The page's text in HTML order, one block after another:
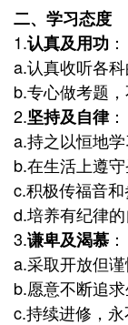
二、学习态度
1.认真及用功 ：
a.认真收听各
b.专心做考题
2.坚持及自律：
a.持之以恒地
b.在生活上遵
c.积极传福音
d.培养有纪律
3.谦卑及渴慕 ：
a.采取开放但
b.愿意不断追
c.持续进修，